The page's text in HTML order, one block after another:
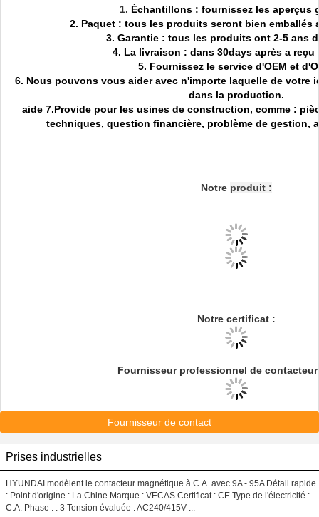
1. Échantillons : fournissez les aperçus
2. Paquet : tous les produits seront bien emballés
3. Garantie : tous les produits ont 2-5 ans
4. La livraison : dans 30days après a reçu
5. Fournissez le service d'OEM et
6. Nous pouvons vous aider avec n'importe laquelle de votre
dans la production.
aide 7.Provide pour les usines de construction, comme :
techniques, question financière, problème de gestion,
Notre produit :
Notre certificat :
Fournisseur professionnel de
Fournisseur de contact
Prises industrielles
HYUNDAI modèlent le contacteur magnétique à C.A. avec 9A - 95A Détail rapide
: Point d'origine : La Chine Marque : VECAS Certificat : CE Type de l'électricité :
C.A. Phase : : 3 Tension évaluée : AC240/415V ...